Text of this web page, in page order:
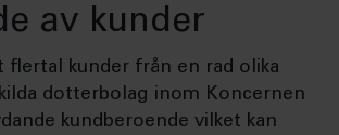
av kunder
flertal kunder från en rad olika
dotterbolag inom Koncernen
kundberoende vilket kan